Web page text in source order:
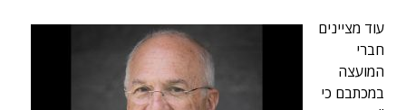
עוד מציינים
חברי
המועצה
במכתבם כי